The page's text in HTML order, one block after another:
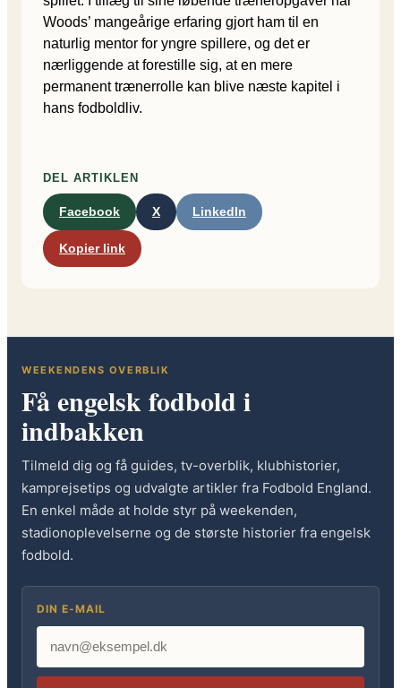
Woods’ mangeårige erfaring gjort ham til en
naturlig mentor for yngre spillere, og det er
nærliggende at forestille sig, at en mere
permanent trænerrolle kan blive næste kapitel i
hans fodboldliv.
DEL ARTIKLEN
Facebook X LinkedIn
Kopier link
WEEKENDENS OVERBLIK
Få engelsk fodbold i
indbakken
Tilmeld dig og få guides, tv-overblik, klubhistorier,
kamprejsetips og udvalgte artikler fra Fodbold England.
En enkel måde at holde styr på weekenden,
stadionoplevelserne og de største historier fra engelsk
fodbold.
DIN E-MAIL